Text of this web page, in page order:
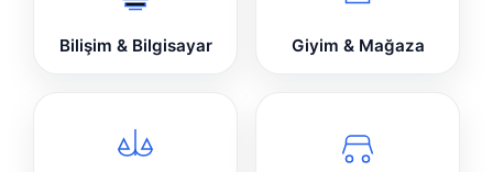
Bilişim & Bilgisayar Giyim & Mağaza